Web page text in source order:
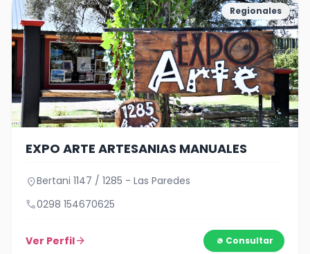
Regionales
EXPO ARTE ARTESANIAS MANUALES
location_onBertani 1147 / 1285 - Las Paredes
call0298 154670625
Ver Perfilarrow_forward Consultar